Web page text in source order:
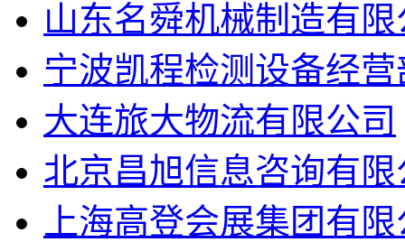
山东名舜机械制造有
宁波凯程检测设备经营
大连旅大物流有限公司
北京昌旭信息咨询有限
上海高登会展集团有